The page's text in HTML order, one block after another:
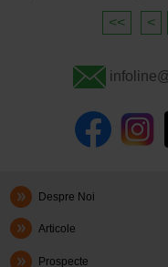
<< <
Despre Noi
Articole
Prospecte